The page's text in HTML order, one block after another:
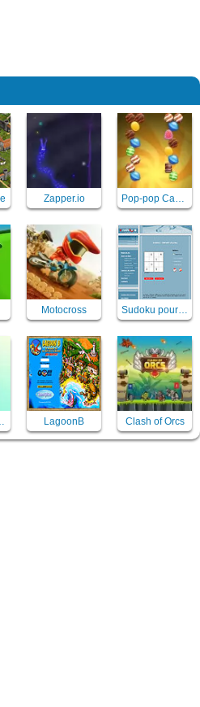
Zapper.io Pop-pop Candies
Motocross Sudoku pour enfant
LagoonB Clash of Orcs